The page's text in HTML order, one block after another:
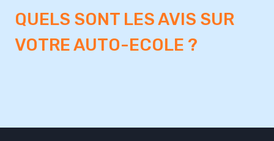
QUELS SONT LES AVIS SUR
VOTRE AUTO-ECOLE ?